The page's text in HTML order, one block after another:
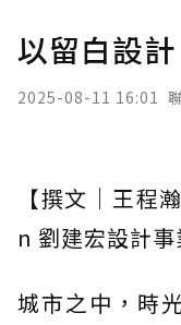
以留白設
2025-08-11 16:01
【撰文｜王程
n 劉建宏設計事
城市之中，時